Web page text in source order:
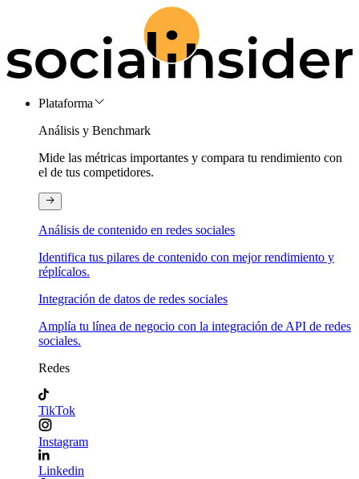
Plataforma
Análisis y Benchmark
Mide las métricas importantes y compara tu rendimiento con
el de tus competidores.
Análisis de contenido en redes sociales
Identifica tus pilares de contenido con mejor rendimiento y
réplícalos.
Integración de datos de redes sociales
Amplía tu línea de negocio con la integración de API de redes
sociales.
Redes
TikTok
Instagram
Linkedin